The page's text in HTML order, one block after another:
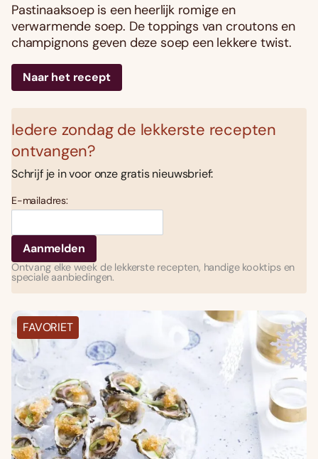
Pastinaaksoep is een heerlijk romige en
verwarmende soep. De toppings van croutons en
champignons geven deze soep een lekkere twist.
Naar het recept
Iedere zondag de lekkerste recepten
ontvangen?
Schrijf je in voor onze gratis nieuwsbrief:
E-mailadres:
Ontvang elke week de lekkerste recepten, handige kooktips en
speciale aanbiedingen.
FAVORIET